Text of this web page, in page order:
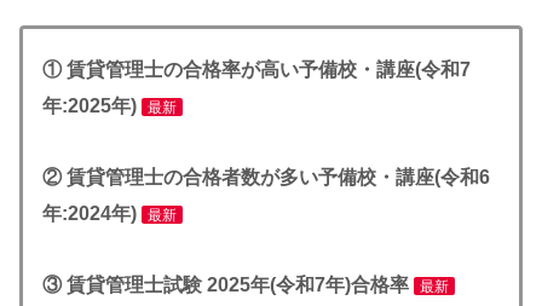
① 賃貸管理士の合格率が高い予備校・講座(令和7
年:2025年)
最新
② 賃貸管理士の合格者数が多い予備校・ 講座(令和6
年:2024年)
最新
③ 賃貸管理士試験 2025年(令和7年)合格率 最新